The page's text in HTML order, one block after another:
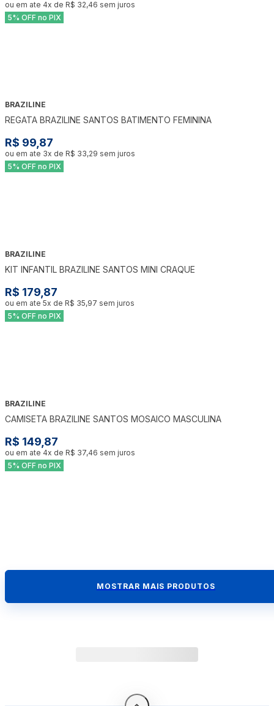
ou em ate 4x de R$ 32,46 sem juros
5% OFF no PIX
BRAZILINE
REGATA BRAZILINE SANTOS BATIMENTO FEMININA
R$ 99,87
ou em ate 3x de R$ 33,29 sem juros
5% OFF no PIX
BRAZILINE
KIT INFANTIL BRAZILINE SANTOS MINI CRAQUE
R$ 179,87
ou em ate 5x de R$ 35,97 sem juros
5% OFF no PIX
BRAZILINE
CAMISETA BRAZILINE SANTOS MOSAICO MASCULINA
R$ 149,87
ou em ate 4x de R$ 37,46 sem juros
5% OFF no PIX
MOSTRAR MAIS PRODUTOS